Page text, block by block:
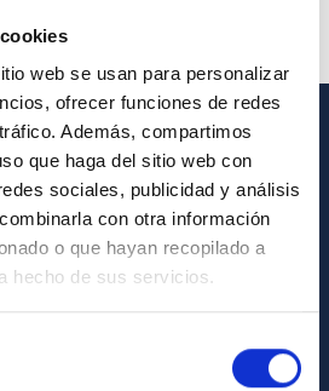
web se usan para personalizar
ofrecer funciones de redes
Además, compartimos
que haga del sitio web con
sociales, publicidad y análisis
con otra información
o que hayan recopilado a
hecho de sus servicios.